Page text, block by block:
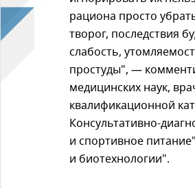
рациона просто
творог, последствия
слабость,
простуды", —
медицинских наук,
квалификационной
Консультативно-
и спортивное
и биотехнологии".